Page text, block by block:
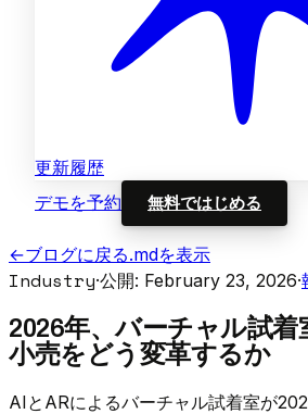
更新履歴
デモを予約
無料ではじめる
←ブログに戻る.mdを表示
Industry·公開: February 23, 2026·
2026年、バーチャル試着
小売をどう変革するか
AIとARによるバーチャル試着室が